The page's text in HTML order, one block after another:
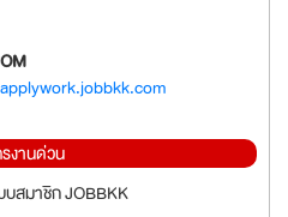
งานด่วน
บสมาชิก JOBBKK